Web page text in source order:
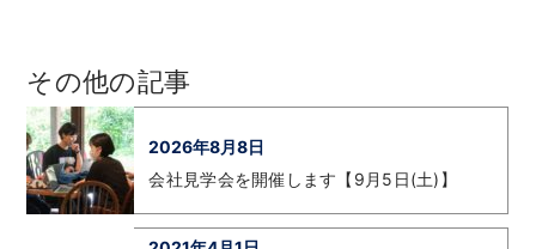
その他の記事
2026年8月8日
会社見学会を開催します【9月5日(土)】